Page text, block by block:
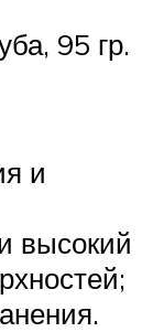
95 гр.
и
высокий